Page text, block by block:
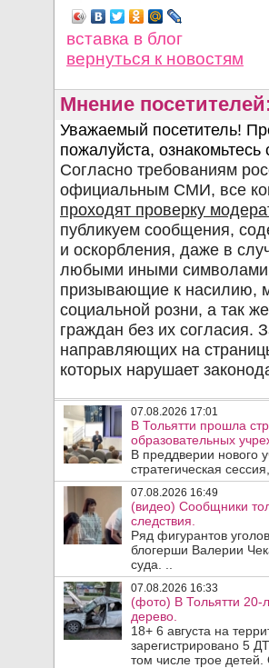
вставка в блог
вернуться к новостям
Мнение
07.08.2026 17:01
В Тольятти прошла
образовательных
В преддверии нового
стратегическая
07.08.2026 16:49
(видео) Сообщники
следствия.
Ряд фигурантов
блогерши Валерии
суда. ..
07.08.2026 16:33
(фото) В Тольятти 20-
дерево.
18+ 6 августа на
зарегистрировано 5
том числе трое